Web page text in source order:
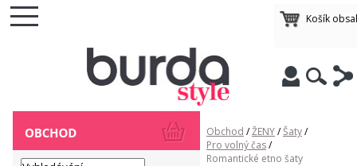
Košík
Obchod /ŽENY/Šaty/
Pro volný čas/
Romantické etno šaty